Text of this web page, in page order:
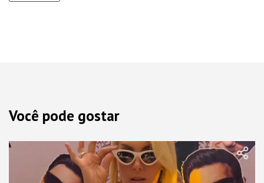
Você pode gostar